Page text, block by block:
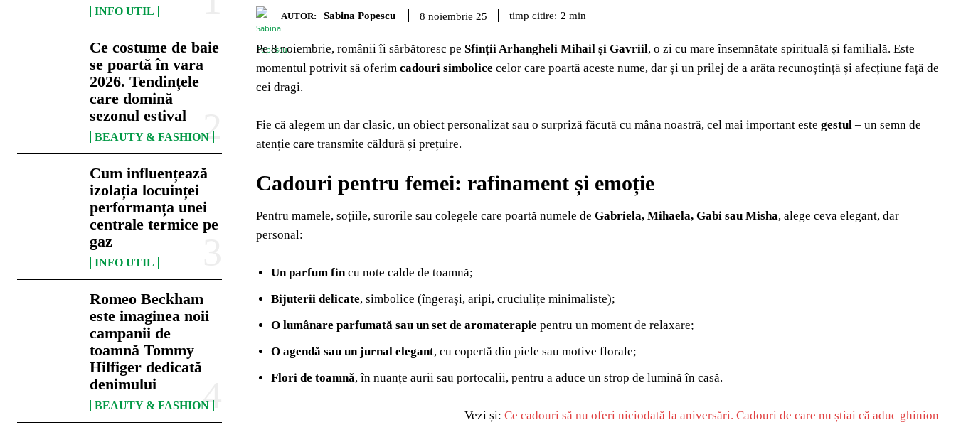
INFO UTIL
Ce costume de baie
se poartă în vara
2026. Tendințele
care domină
sezonul estival
BEAUTY & FASHION
Cum influențează
izolația locuinței
performanța unei
centrale termice pe
gaz
INFO UTIL
Romeo Beckham
este imaginea noii
campanii de
toamnă Tommy
Hilfiger dedicată
denimului
BEAUTY & FASHION
AUTOR: Sabina Popescu 8 noiembrie 25 timp citire: 2 min
Pe 8 noiembrie, românii îi sărbătoresc pe Sfinții Arhangheli Mihail și Gavriil, o zi cu mare însemnătate spirituală și familială. Este
momentul potrivit să oferim cadouri simbolice celor care poartă aceste nume, dar și un prilej de a arăta recunoștință și afecțiune față de
cei dragi.
Fie că alegem un dar clasic, un obiect personalizat sau o surpriză făcută cu mâna noastră, cel mai important este gestul – un semn de
atenție care transmite căldură și prețuire.
Cadouri pentru femei: rafinament și emoție
Pentru mamele, soțiile, surorile sau colegele care poartă numele de Gabriela, Mihaela, Gabi sau Misha, alege ceva elegant, dar
personal:
Un parfum fincu note calde de toamnă;
Bijuterii delicate, simbolice (îngerași, aripi, cruciulițe minimaliste);
O lumânare parfumată sau un set de aromaterapie pentru un moment de relaxare;
O agendă sau un jurnal elegant, cu copertă din piele sau motive florale;
Flori de toamnă, în nuanțe aurii sau portocalii, pentru a aduce un strop de lumină în casă.
Vezi și: Ce cadouri să nu oferi niciodată la aniversări. Cadouri de care nu știai că aduc ghinion